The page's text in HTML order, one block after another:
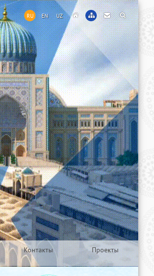
RU EN UZ
Контакты Проекты